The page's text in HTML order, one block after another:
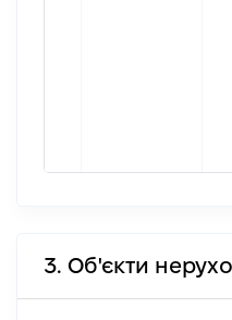
3. Об'єкти